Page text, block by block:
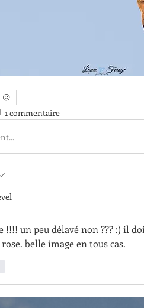
1 commentaire
!!!! un peu délavé non ??? :) il
belle image en tous cas.